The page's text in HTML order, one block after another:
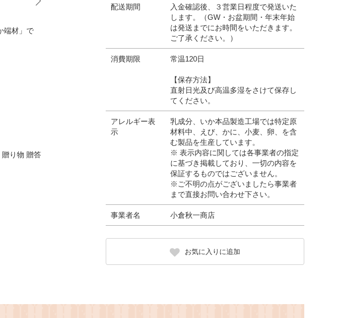
配送期間
入金確認後、３営業日程度で発送いた
します。（GW・お盆期間・年末年始
は発送までにお時間をいただきます。
ご了承ください。）
消費期限 常温120日
【保存方法】
直射日光及び高温多湿をさけて保存し
てください。
アレルギー表
示
乳成分、いか本品製造工場では特定原
材料中、えび、かに、小麦、卵、を含
む製品を生産しています。
※ 表示内容に関しては各事業者の指定
に基づき掲載しており、一切の内容を
保証するものではございません。
※ご不明の点がございましたら事業者
まで直接お問い合わせ下さい。
事業者名 小倉秋一商店
お気に入りに追加
端材」で
り物 贈答